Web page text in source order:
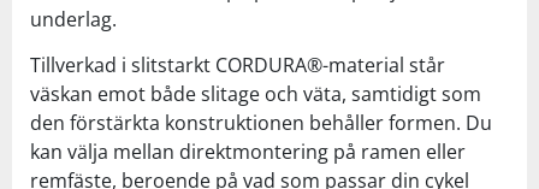
underlag.
Tillverkad i slitstarkt CORDURA®-material står
väskan emot både slitage och väta, samtidigt som
den förstärkta konstruktionen behåller formen. Du
kan välja mellan direktmontering på ramen eller
remfäste, beroende på vad som passar din cykel